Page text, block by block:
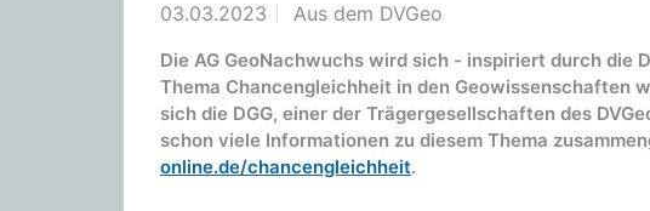
03.03.2023 Aus dem DVGeo
Die AG GeoNachwuchs wird sich - inspiriert durch die
Thema Chancengleichheit in den Geowissenschaften
sich die DGG, einer der Trägergesellschaften des
schon viele Informationen zu diesem Thema
online.de/chancengleichheit.